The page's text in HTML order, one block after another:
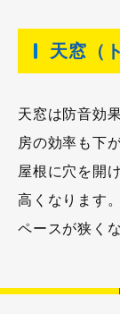
天窓（
天窓は防音効
房の効率も下
屋根に穴を開
高くなります
ペースが狭く